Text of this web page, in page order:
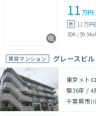
11 万円
敷 11万円
3DK /59.94㎡
賃貸マンション グレースビル
東京メト
築36年 /4
千葉県市